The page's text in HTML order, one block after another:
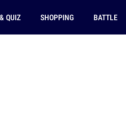
QUIZ SHOPPING BATTLE